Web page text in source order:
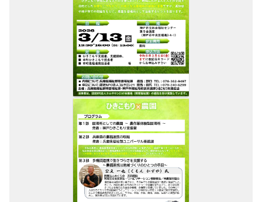
行政などの情報
自治体などの調査
相談したい方へ
兵庫県ひきこもり総合支援センター
兵庫ひきこもり相談支援センター